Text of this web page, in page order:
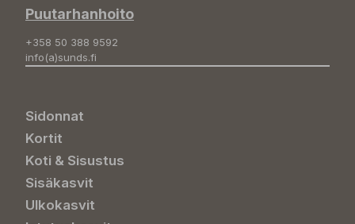
Puutarhanhoito
+358 50 388 9592
info(a)sunds.fi
Sidonnat
Kortit
Koti & Sisustus
Sisäkasvit
Ulkokasvit